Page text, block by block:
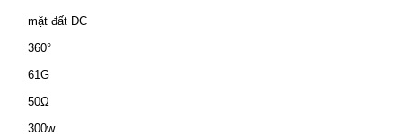
mặt đất DC
360°
61G
50Ω
300w